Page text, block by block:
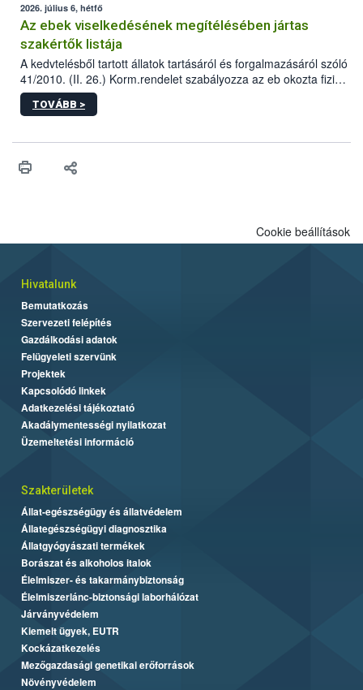
2026. július 6, hétfő
Az ebek viselkedésének megítélésében jártas
szakértők listája
A kedvtelésből tartott állatok tartásáról és forgalmazásáról szóló
41/2010. (II. 26.) Korm.rendelet szabályozza az eb okozta fizikai
sérülés, illetve ennek veszélye keletkezésekor felmerülő
hatósági feladatokat, valamint a veszélyes eb tartását és annak
vonni az ebek viselkedésének megítélésében jártas szakértőt.
TOVÁBB >
Cookie beállítások
Hivatalunk
Bemutatkozás
Szervezeti felépítés
Gazdálkodási adatok
Felügyeleti szervünk
Projektek
Kapcsolódó linkek
Adatkezelési tájékoztató
Akadálymentességi nyilatkozat
Üzemeltetési információ
Szakterületek
Állat-egészségügy és állatvédelem
Állategészségügyi diagnosztika
Állatgyógyászati termékek
Borászat és alkoholos italok
Élelmiszer- és takarmánybiztonság
Élelmiszerlánc-biztonsági laborhálózat
Járványvédelem
Kiemelt ügyek, EUTR
Kockázatkezelés
Mezőgazdasági genetikai erőforrások
Növényvédelem